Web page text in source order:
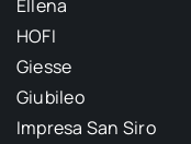
Ellena
HOFI
Giesse
Giubileo
Impresa San Siro